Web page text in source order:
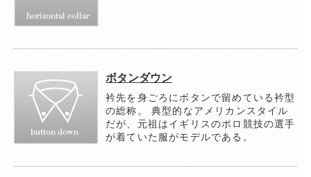
ボタンダウン
衿先を身ごろにボタンで留めている衿型
の総称。 典型的なアメリカンスタイル
だが、元祖はイギリスのポロ競技の選手
が着ていた服がモデルである。